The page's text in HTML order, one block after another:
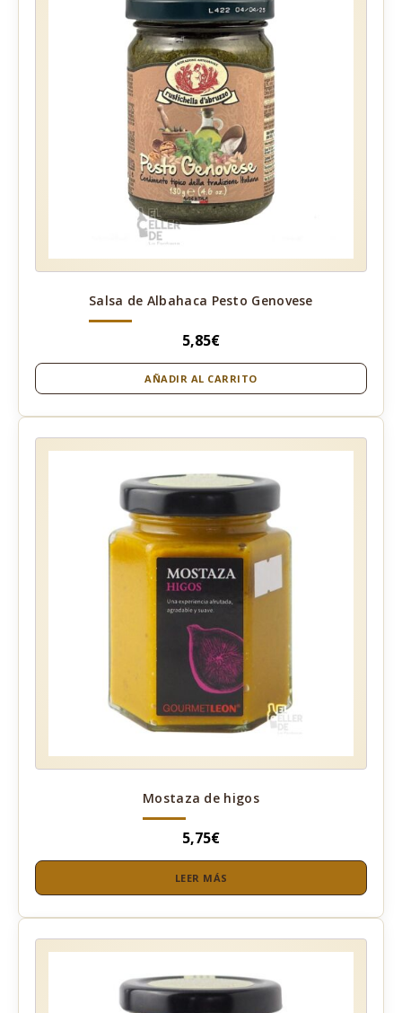
Salsa de Albahaca Pesto Genovese
5,85€
AÑADIR AL CARRITO
Mostaza de higos
5,75€
LEER MÁS